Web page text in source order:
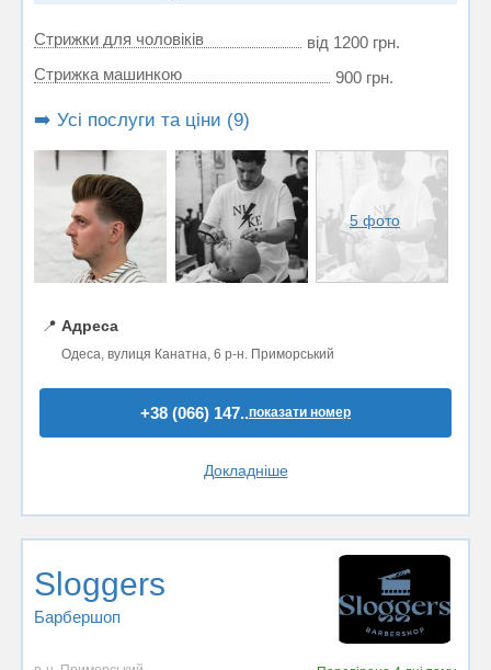
Стрижки для чоловіків
від 1200 грн.
Стрижка машинкою
900 грн.
➡️ Усі послуги та ціни (9)
5 фото
📍 Адреса
Одеса, вулиця Канатна, 6 р-н. Приморський
+38 (066) 147..показати номер
Докладніше
Sloggers
Барбершоп